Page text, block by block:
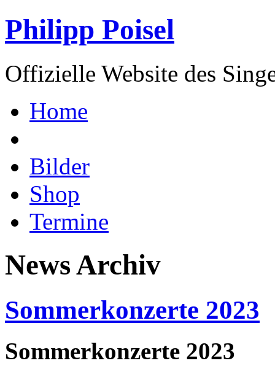
Philipp Poisel
Offizielle Website des
Home
Bilder
Shop
Termine
News Archiv
Sommerkonzerte 2023
Sommerkonzerte 2023